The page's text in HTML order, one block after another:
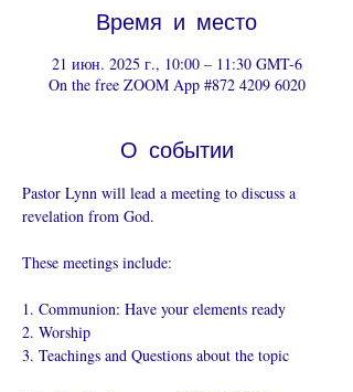
Время и место
21 июн. 2025 г., 10:00 – 11:30 GMT-6
On the free ZOOM App #872 4209 6020
О событии
Pastor Lynn will lead a meeting to discuss a
revelation from God.
These meetings include:
1. Communion: Have your elements ready
2. Worship
3. Teachings and Questions about the topic